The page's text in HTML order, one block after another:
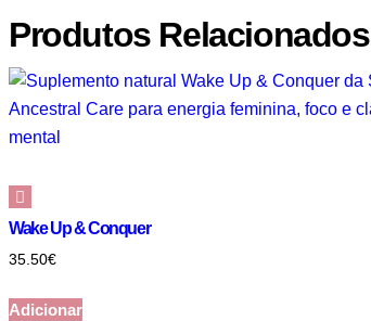
Produtos Relacionados
Wake Up & Conquer
35.50€
Adicionar